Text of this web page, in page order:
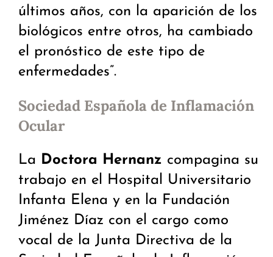
últimos años, con la aparición de los
biológicos entre otros, ha cambiado
el pronóstico de este tipo de
enfermedades”.
Sociedad Española de Inflamación
Ocular
La Doctora Hernanz compagina su
trabajo en el Hospital Universitario
Infanta Elena y en la Fundación
Jiménez Díaz con el cargo como
vocal de la Junta Directiva de la